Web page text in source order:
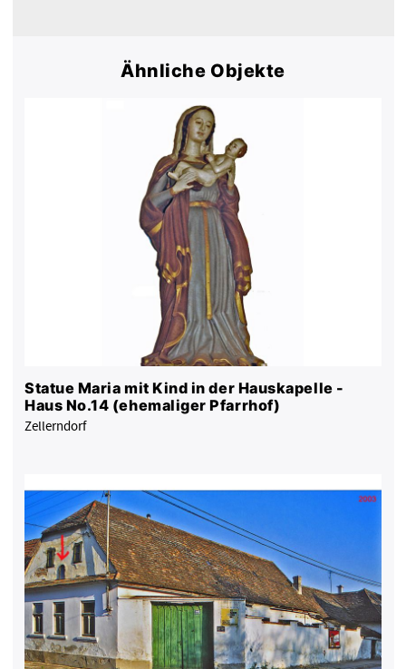
Ähnliche Objekte
Statue Maria mit Kind in der Hauskapelle -
Haus No.14 (ehemaliger Pfarrhof)
Zellerndorf